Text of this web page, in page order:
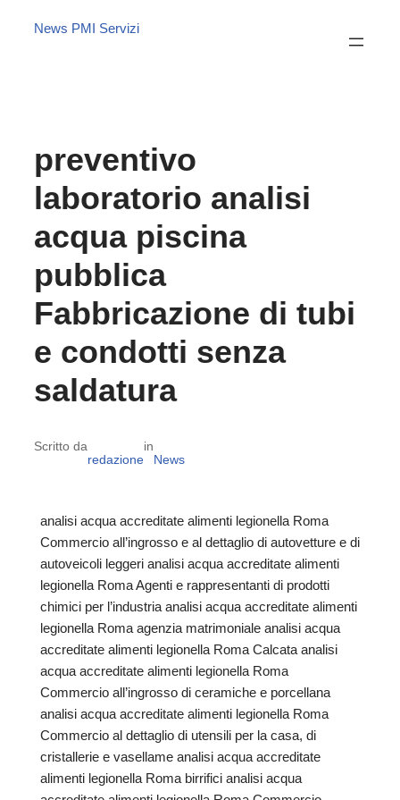
News PMI Servizi
preventivo
laboratorio analisi
acqua piscina
pubblica
Fabbricazione di tubi
e condotti senza
saldatura
Scritto da
redazione
in
News
analisi acqua accreditate alimenti legionella Roma
Commercio all’ingrosso e al dettaglio di autovetture e di
autoveicoli leggeri analisi acqua accreditate alimenti
legionella Roma Agenti e rappresentanti di prodotti
chimici per l’industria analisi acqua accreditate alimenti
legionella Roma agenzia matrimoniale analisi acqua
accreditate alimenti legionella Roma Calcata analisi
acqua accreditate alimenti legionella Roma
Commercio all’ingrosso di ceramiche e porcellana
analisi acqua accreditate alimenti legionella Roma
Commercio al dettaglio di utensili per la casa, di
cristallerie e vasellame analisi acqua accreditate
alimenti legionella Roma birrifici analisi acqua